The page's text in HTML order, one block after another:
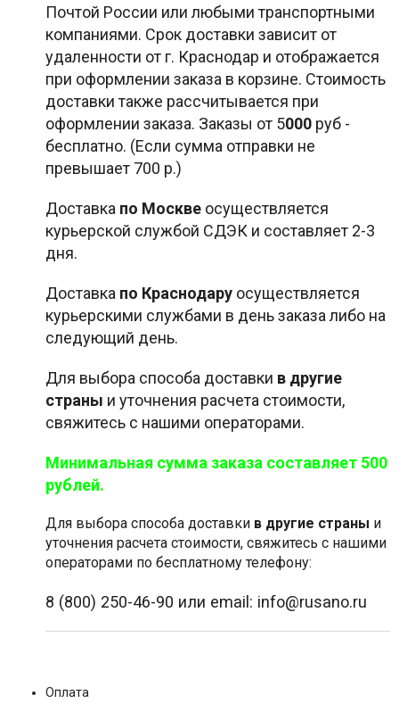
Почтой России или любыми транспортными
компаниями. Срок доставки зависит от
удаленности от г. Краснодар и отображается
при оформлении заказа в корзине. Стоимость
доставки также рассчитывается при
оформлении заказа. Заказы от 5000руб -
бесплатно. (Если сумма отправки не
превышает 700 р.)
Доставка по Москвеосуществляется
курьерской службой СДЭК и составляет 2-3
дня.
Доставка по Краснодаруосуществляется
курьерскими службами в день заказа либо на
следующий день.
Для выбора способа доставки в другие
страны и уточнения расчета стоимости,
свяжитесь с нашими операторами.
Минимальная сумма заказа составляет 500
рублей.
Для выбора способа доставки в другие страны и
уточнения расчета стоимости, свяжитесь с нашими
операторами по бесплатному телефону:
8 (800) 250-46-90 или email: info@rusano.ru
Оплата